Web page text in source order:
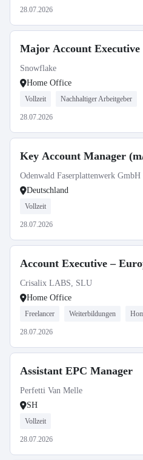
28.07.2026
Major Account Executive
Snowflake
Home Office
Vollzeit Nachhaltiger Arbeitgeber
28.07.2026
Key Account Manager
Odenwald Faserplattenwerk GmbH
Deutschland
Vollzeit
28.07.2026
Account Executive –
Crisalix LABS, SLU
Home Office
Freelancer Weiterbildungen
28.07.2026
Assistant EPC Manager
Perfetti Van Melle
SH
Vollzeit
28.07.2026